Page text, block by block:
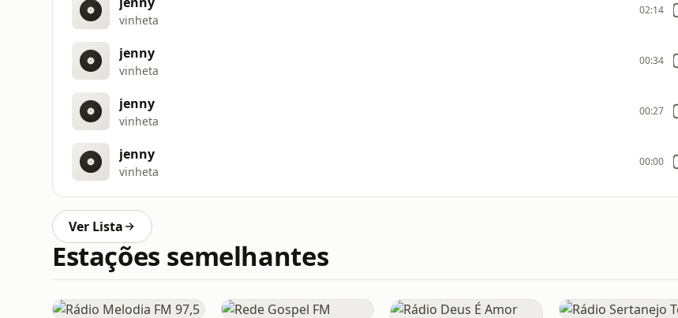
vinheta
02:14
jenny
vinheta
00:34
jenny
vinheta
00:27
jenny
vinheta
00:00
Ver Lista
Estações semelhantes